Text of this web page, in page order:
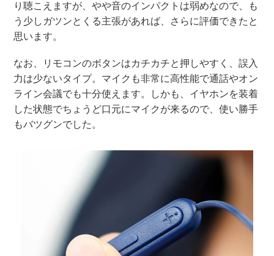
り聴こえますが、やや音のインパクトは弱めなので、も
う少しガツンとくる主張があれば、さらに評価できたと
思います。
なお、リモコンのボタンはカチカチと押しやすく、誤入
力は少ないタイプ。マイクも非常に高性能で通話やオン
ライン会議でも十分使えます。しかも、イヤホンを装着
した状態でちょうど口元にマイクが来るので、使い勝手
もバツグンでした。